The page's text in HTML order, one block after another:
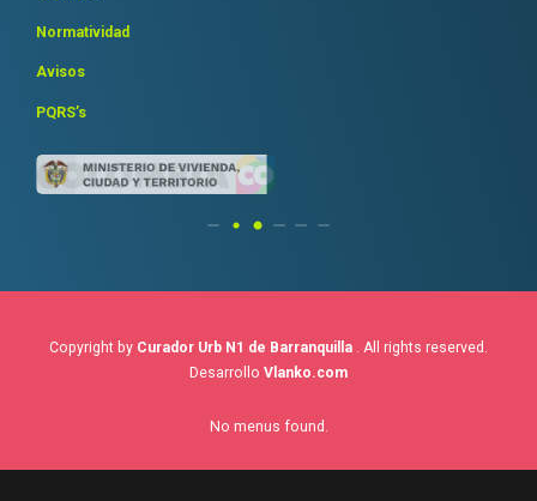
Normatividad
Avisos
PQRS’s
Copyright by Curador Urb N1 de Barranquilla . All rights reserved.
Desarrollo Vlanko.com
No menus found.